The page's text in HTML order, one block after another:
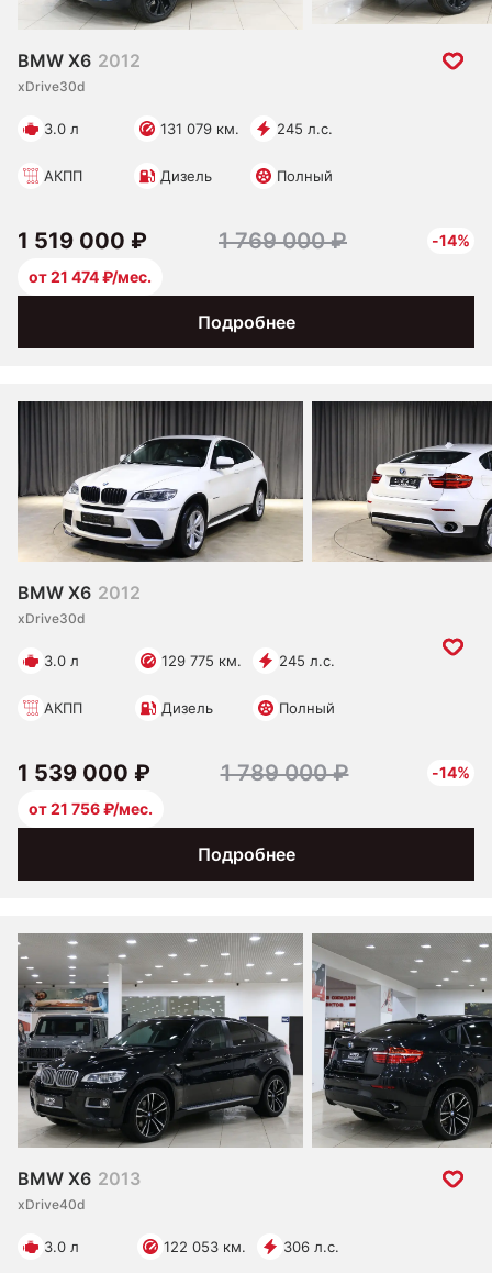
BMW X6 2012
xDrive30d
3.0 л 131 079 км. 245 л.с.
АКПП Дизель Полный
Подробнее
1 519 000 ₽ 1 769 000 ₽
-14%
от 21 474 ₽/мес.
BMW X6 2012
xDrive30d
3.0 л 129 775 км. 245 л.с.
АКПП Дизель Полный
Подробнее
1 539 000 ₽ 1 789 000 ₽
-14%
от 21 756 ₽/мес.
BMW X6 2013
xDrive40d
3.0 л 122 053 км. 306 л.с.